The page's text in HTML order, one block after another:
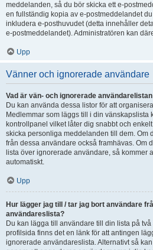
meddelanden, så du bör skicka ett e-
en fullständig kopia av e-postmeddelandet
inkludera e-posthuvudet (detta innehåller
e-postmeddelandet). Administratören kan
Upp
Vänner och ignorerade användare
Vad är vän- och ignorerade
Du kan använda dessa listor för att
Medlemmar som läggs till i din vänskapslista
kontrollpanel vilket låter dig snabbt och
skicka personliga meddelanden till dem. Om
från dessa användare också framhävas. Om
lista över ignorerade användare, så kommer
automatiskt.
Upp
Hur lägger jag till / tar jag bort användare
användareslista?
Du kan lägga till användare till din lista på
profilsida finns det en länk för att antingen
ignorerade användareslista. Alternativt så